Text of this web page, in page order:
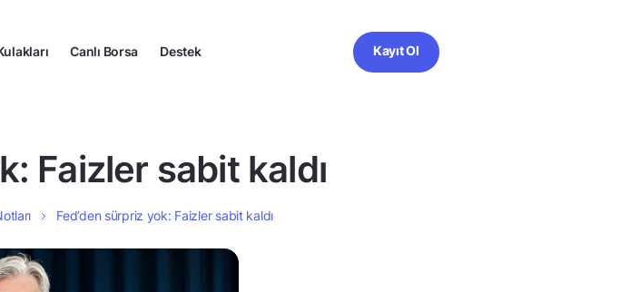
Canlı Borsa Destek Kayıt Ol
Faizler sabit kaldı
Fed’den sürpriz yok: Faizler sabit kaldı